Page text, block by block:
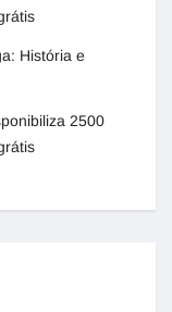
História e
2500